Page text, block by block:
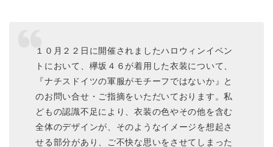
１０月２２日に開催されましたハロウィンイベン
トにおいて、欅坂４６が着用した衣装について、
『ナチスドイツの軍服がモチーフではないか』と
のお問い合せ・ご指摘をいただいております。私
どもの認識不足により、衣装の色やその他を含む
全体のデザインが、そのようなイメージを想起さ
せる部分があり、ご不快な思いをさせてしまった